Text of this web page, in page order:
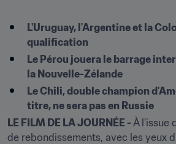
L'Uruguay, l'Argentine et la
qualification
Le Pérou jouera le barrage
la Nouvelle-Zélande
Le Chili, double champion
titre, ne sera pas en Russie
LE FILM DE LA JOURNÉE - À l'issue
de rebondissements, avec les yeux